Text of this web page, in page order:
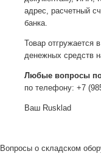
адрес, расчетный
банка.
Товар отгружается
денежных средств
Любые вопросы по
по телефону: +7
Ваш Rusklad
Вопросы о складском